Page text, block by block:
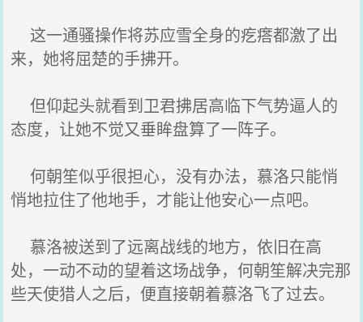
这一通骚操作将苏应雪全身的疙瘩都激了出
来，她将屈楚的手拂开。
但仰起头就看到卫君拂居高临下气势逼人的
态度，让她不觉又垂眸盘算了一阵子。
何朝笙似乎很担心，没有办法，慕洛只能悄
悄地拉住了他地手，才能让他安心一点吧。
慕洛被送到了远离战线的地方，依旧在高
处，一动不动的望着这场战争，何朝笙解决完那
些天使猎人之后，便直接朝着慕洛飞了过去。